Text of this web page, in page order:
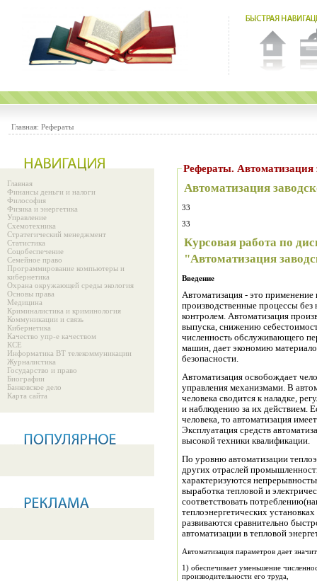
Главная: Рефераты
Главная
Финансы деньги и налоги
Философия
Физика и энергетика
Управление
Схемотехника
Стратегический менеджмент
Статистика
Соцобеспечение
Семейное право
Программирование компьютеры и
кибернетика
Охрана окружающей среды экология
Основы права
Медицина
Криминалистика и криминология
Коммуникации и связь
Кибернетика
Качество упр-е качеством
КСЕ
Информатика ВТ телекоммуникации
Журналистика
Государство и право
Биографии
Банковское дело
Карта сайта
Рефераты. Автоматизация
Автоматизация
33
33
Курсовая работа по
"Автоматизация
Введение
Автоматизация - это
производственные процессы без
контролем. Автоматизация
выпуска, снижению
численность обслуживающего
машин, дает экономию
безопасности.
Автоматизация освобождает
управления механизмами. В
человека сводится к наладке,
и наблюдению за их действием.
человека, то автоматизация
Эксплуатация средств
высокой техники квалификации.
По уровню автоматизации
других отраслей
характеризуются
выработка тепловой и
соответствовать
теплоэнергетических
развиваются сравнительно
автоматизации в тепловой
Автоматизация параметров дает
1) обеспечивает уменьшение
производительности его труда,